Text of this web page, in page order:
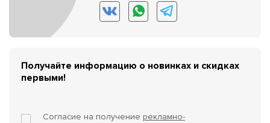
Получайте информацию о новинках и скидках
первыми!
Согласие на получение рекламно-